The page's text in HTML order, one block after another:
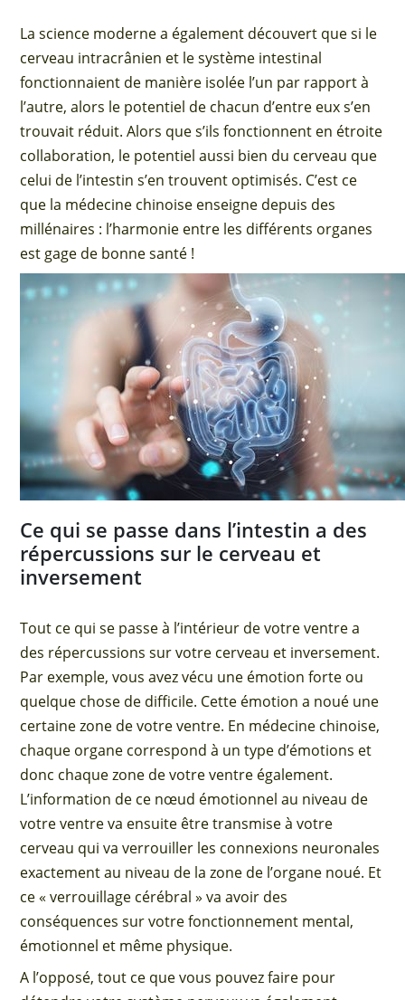
La science moderne a également découvert que si le
cerveau intracrânien et le système intestinal
fonctionnaient de manière isolée l’un par rapport à
l’autre, alors le potentiel de chacun d’entre eux s’en
trouvait réduit. Alors que s’ils fonctionnent en étroite
collaboration, le potentiel aussi bien du cerveau que
celui de l’intestin s’en trouvent optimisés. C’est ce
que la médecine chinoise enseigne depuis des
millénaires : l’harmonie entre les différents organes
est gage de bonne santé !
Ce qui se passe dans l’intestin a des
répercussions sur le cerveau et
inversement
Tout ce qui se passe à l’intérieur de votre ventre a
des répercussions sur votre cerveau et inversement.
Par exemple, vous avez vécu une émotion forte ou
quelque chose de difficile. Cette émotion a noué une
certaine zone de votre ventre. En médecine chinoise,
chaque organe correspond à un type d’émotions et
donc chaque zone de votre ventre également.
L’information de ce nœud émotionnel au niveau de
votre ventre va ensuite être transmise à votre
cerveau qui va verrouiller les connexions neuronales
exactement au niveau de la zone de l’organe noué. Et
ce « verrouillage cérébral » va avoir des
conséquences sur votre fonctionnement mental,
émotionnel et même physique.
A l’opposé, tout ce que vous pouvez faire pour